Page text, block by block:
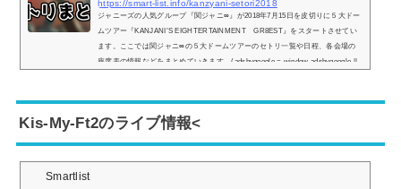
https://smart-list.info/kanzyani-setori2018
ジャニーズの人気グループ『関ジャニ∞』が2018年7月15日を皮切りに５大ドー
ムツアー『KANJANI’S EIGHTERTAINMENT GR8EST』をスタートさせてい
ます。ここでは関ジャニ∞の５大ドームツアーのセトリ一覧や日程、各会場の
座席表の情報などをまとめていきます。(adsbygoogle = window.adsbygoogle ||
OROSHI4.言ったじゃないか5.なぐりガキBEAT6.ココロ空モヨウ7.Heavenly Psy
cho8.BJ9....
Kis-My-Ft2のライブ情報<
Smartlist